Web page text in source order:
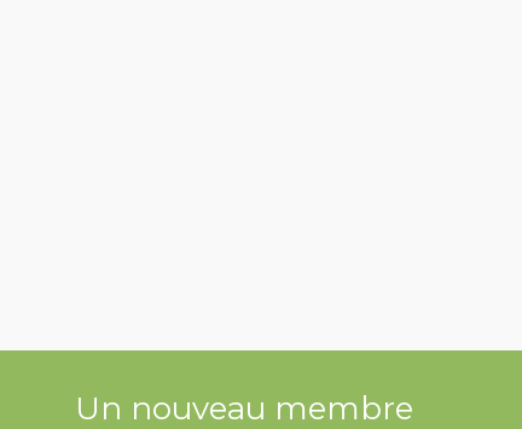
Un nouveau membre